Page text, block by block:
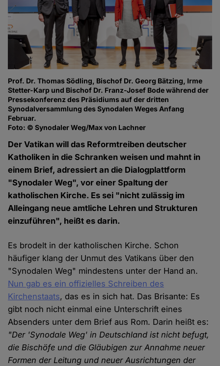
Prof. Dr. Thomas Södling, Bischof Dr. Georg Bätzing, Irme
Stetter-Karp und Bischof Dr. Franz-Josef Bode während der
Pressekonferenz des Präsidiums auf der dritten
Synodalversammlung des Synodalen Weges Anfang
Februar.
Foto: © Synodaler Weg/Max von Lachner
Der Vatikan will das Reformtreiben deutscher
Katholiken in die Schranken weisen und mahnt in
einem Brief, adressiert an die Dialogplattform
"Synodaler Weg", vor einer Spaltung der
katholischen Kirche. Es sei "nicht zulässig im
Alleingang neue amtliche Lehren und Strukturen
einzuführen", heißt es darin.
Es brodelt in der katholischen Kirche. Schon
häufiger klang der Unmut des Vatikans über den
"Synodalen Weg" mindestens unter der Hand an.
Nun gab es ein offizielles Schreiben des
Kirchenstaats, das es in sich hat. Das Brisante: Es
gibt noch nicht einmal eine Unterschrift eines
Absenders unter dem Brief aus Rom. Darin heißt es:
"Der 'Synodale Weg' in Deutschland ist nicht befugt,
die Bischöfe und die Gläubigen zur Annahme neuer
Formen der Leitung und neuer Ausrichtungen der